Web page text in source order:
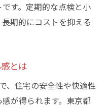
す。定期的な点検と小
期的にコストを抑える
とは
、住宅の安全性や快適性
が得られます。東京都